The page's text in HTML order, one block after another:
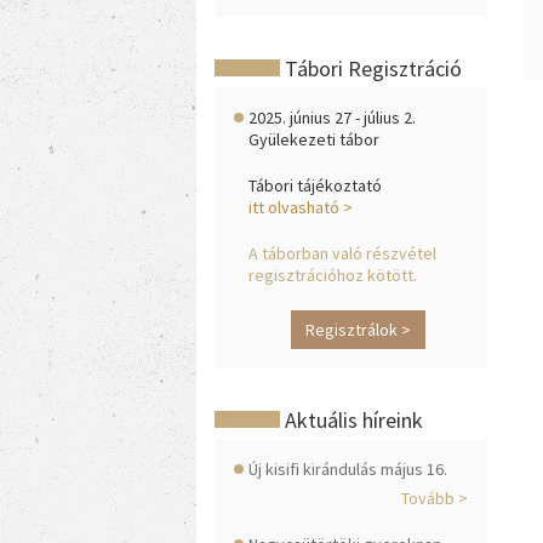
Tábori Regisztráció
2025. június 27 - július 2.
Gyülekezeti tábor
Tábori tájékoztató
itt olvasható >
A táborban való részvétel
regisztrációhoz kötött.
Regisztrálok >
Aktuális híreink
Új kisifi kirándulás május 16.
Tovább >